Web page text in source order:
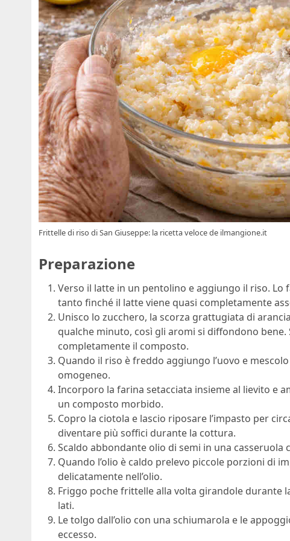
Frittelle di riso di San Giuseppe: la ricetta veloce de ilmangione.it
Preparazione
Verso il latte in un pentolino e aggiungo il riso. Lo
tanto finché il latte viene quasi completamente
Unisco lo zucchero, la scorza grattugiata di
qualche minuto, così gli aromi si diffondono
completamente il composto.
Quando il riso è freddo aggiungo l’uovo e
omogeneo.
Incorporo la farina setacciata insieme al lievito e
un composto morbido.
Copro la ciotola e lascio riposare l’impasto per
diventare più soffici durante la cottura.
Scaldo abbondante olio di semi in una casseruola
Quando l’olio è caldo prelevo piccole porzioni di
delicatamente nell’olio.
Friggo poche frittelle alla volta girandole
lati.
Le tolgo dall’olio con una schiumarola e le
eccesso.